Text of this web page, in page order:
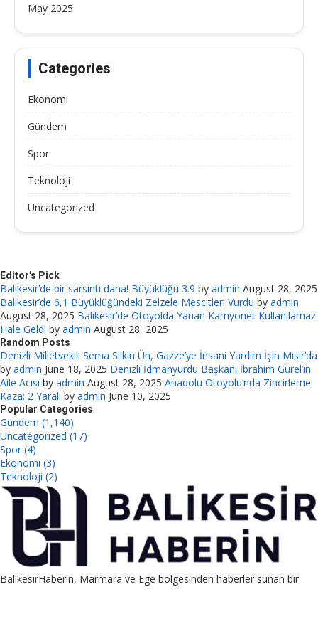
May 2025
Categories
Ekonomi
Gündem
Spor
Teknoloji
Uncategorized
Editor's Pick
Balıkesir’de bir sarsıntı daha! Büyüklüğü 3.9 by admin August 28, 2025
Balıkesir’de 6,1 Büyüklüğündeki Zelzele Mescitleri Vurdu by admin
August 28, 2025 Balıkesir’de Otoyolda Yanan Kamyonet Kullanılamaz
Hale Geldi by admin August 28, 2025
Random Posts
Denizli Milletvekili Sema Silkin Ün, Gazze’ye İnsani Yardım İçin Mısır’da
by admin June 18, 2025 Denizli İdmanyurdu Başkanı İbrahim Gürel’in
Aile Acısı by admin August 28, 2025 Anadolu Otoyolu’nda Zincirleme
Kaza: 2 Yaralı by admin June 10, 2025
Popular Categories
Gündem (1,140)
Uncategorized (17)
Spor (4)
Ekonomi (3)
Teknoloji (2)
BalikesirHaberin, Marmara ve Ege bölgesinden haberler sunan bir